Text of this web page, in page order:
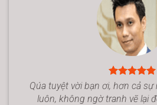
Qúa tuyệt vời bạn ơi, hơn cả
luôn, không ngờ tranh vẽ lại